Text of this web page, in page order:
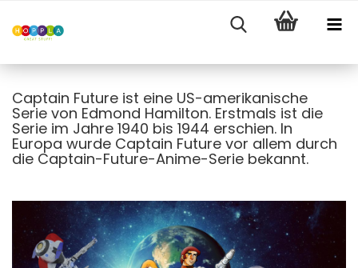
Captain Future ist eine US-amerikanische
Serie von Edmond Hamilton. Erstmals ist die
Serie im Jahre 1940 bis 1944 erschien. In
Europa wurde Captain Future vor allem durch
die Captain-Future-Anime-Serie bekannt.